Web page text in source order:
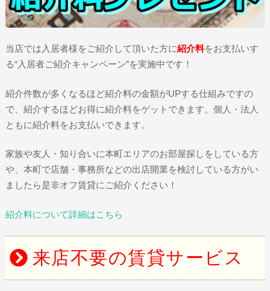
当店では入居者様をご紹介して頂いた方に紹介料をお支払いす
る“入居者ご紹介キャンペーン”を実施中です！
紹介件数が多くなるほど紹介料の金額がUPする仕組みですの
で、紹介するほどお得に紹介料をゲットできます。個人・法人
ともに紹介料をお支払いできます。
家族や友人・知り合いに本町エリアのお部屋探しをしている方
や、本町で店舗・事務所などの出店開業を検討している方がい
ましたら是非オフ賃貸にご紹介ください！
紹介料について詳細はこちら
来店不要の賃貸サービス